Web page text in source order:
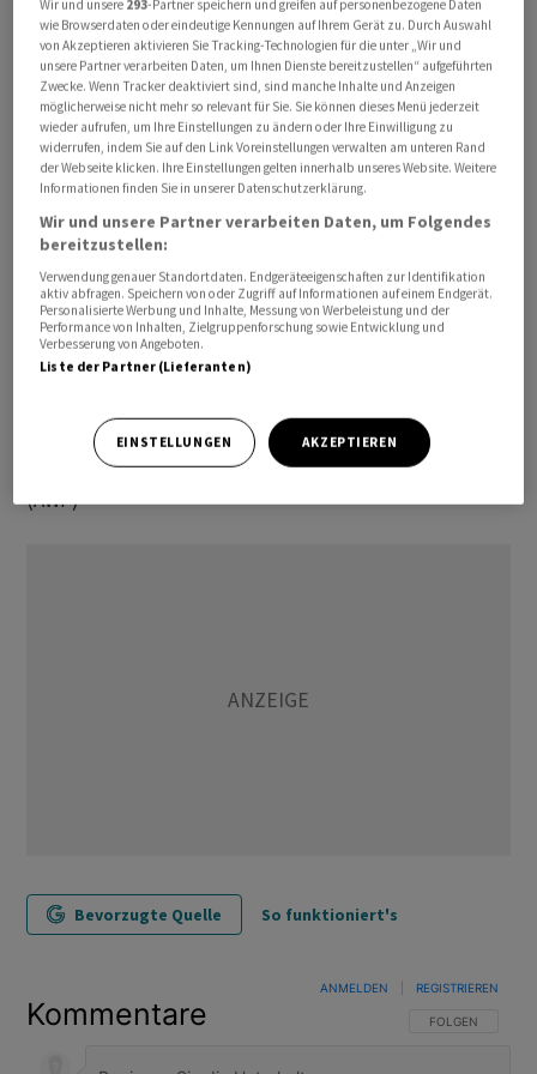
Angriffe der proiranischen Hisbollah-Miliz gegen Israel,
hiess es in einer gemeinsamen Erklärung nach
Gesprächen zwischen israelischen und libanesischen
Regierungsvertreten in Washington.
Wegen des seit Anfang März andauernden Kriegs
wurden im Libanon Hunderttausende Menschen
vertrieben. Der libanesische Zivilschutz rief die
voreilig in ihre Heimatorte zurückkehren. Eine Rückkehr
in die Dörfer im Süden des Landes solle erst nach
entsprechenden offiziellen Ankündigungen erfolgen.
Zudem bestehe weiterhin Gefahr durch
Kriegsrückstände sowie nicht explodierte
Munition./arj/DP/jha
(AWP)
Bevorzugte Quelle So funktioniert's
Kommentare FOLGE DIESER
FOLGEN
ANMELDEN REGISTRIEREN
Wir und unsere 293-Partner speichern und greifen auf personenbezogene Daten
wie Browserdaten oder eindeutige Kennungen auf Ihrem Gerät zu. Durch Auswahl
von Akzeptieren aktivieren Sie Tracking-Technologien für die unter „Wir und
unsere Partner verarbeiten Daten, um Ihnen Dienste bereitzustellen“ aufgeführten
Zwecke. Wenn Tracker deaktiviert sind, sind manche Inhalte und Anzeigen
möglicherweise nicht mehr so relevant für Sie. Sie können dieses Menü jederzeit
wieder aufrufen, um Ihre Einstellungen zu ändern oder Ihre Einwilligung zu
widerrufen, indem Sie auf den Link Voreinstellungen verwalten am unteren Rand
der Webseite klicken. Ihre Einstellungen gelten innerhalb unseres Website. Weitere
Informationen finden Sie in unserer Datenschutzerklärung.
Wir und unsere Partner verarbeiten Daten, um Folgendes
bereitzustellen:
Verwendung genauer Standortdaten. Endgeräteeigenschaften zur Identifikation
aktiv abfragen. Speichern von oder Zugriff auf Informationen auf einem Endgerät.
Personalisierte Werbung und Inhalte, Messung von Werbeleistung und der
Performance von Inhalten, Zielgruppenforschung sowie Entwicklung und
Verbesserung von Angeboten.
Liste der Partner (Lieferanten)
EINSTELLUNGEN AKZEPTIEREN